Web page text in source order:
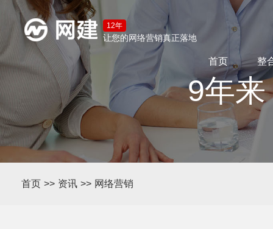
12年
让您的网络营销真正落地
首页 整
9年
首页 >> 资讯 >> 网络营销